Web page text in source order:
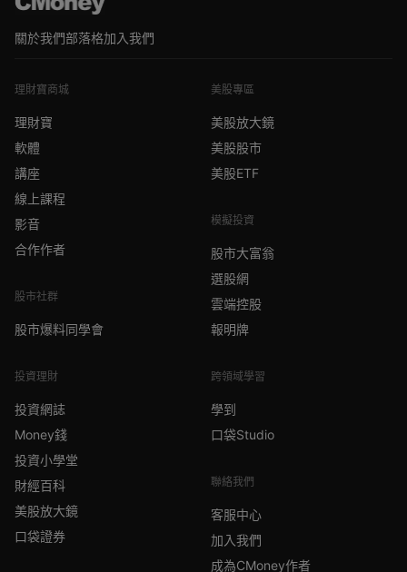
關於我們部落格加入我們
理財寶商城
理財寶
軟體
講座
線上課程
影音
合作作者
股市社群
股市爆料同學會
投資理財
投資網誌
Money錢
投資小學堂
財經百科
美股放大鏡
口袋證券
美股專區
美股放大鏡
美股股市
美股ETF
模擬投資
股市大富翁
選股網
雲端控股
報明牌
跨領域學習
學到
口袋Studio
聯絡我們
客服中心
加入我們
成為CMoney作者